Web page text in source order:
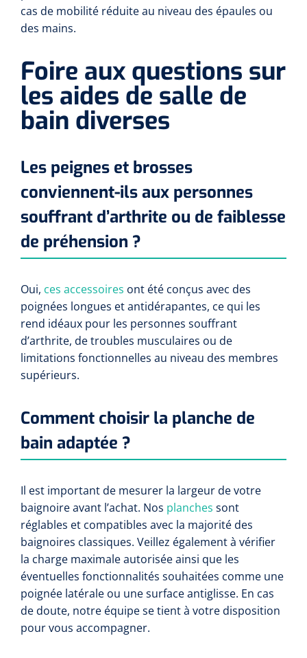
cas de mobilité réduite au niveau des épaules ou
des mains.
Foire aux questions sur
les aides de salle de
bain diverses
Les peignes et brosses
conviennent-ils aux personnes
souffrant d’arthrite ou de faiblesse
de préhension ?
Oui, ces accessoires ont été conçus avec des
poignées longues et antidérapantes, ce qui les
rend idéaux pour les personnes souffrant
d’arthrite, de troubles musculaires ou de
limitations fonctionnelles au niveau des membres
supérieurs.
Comment choisir la planche de
bain adaptée ?
Il est important de mesurer la largeur de votre
baignoire avant l’achat. Nos planches sont
réglables et compatibles avec la majorité des
baignoires classiques. Veillez également à vérifier
la charge maximale autorisée ainsi que les
éventuelles fonctionnalités souhaitées comme une
poignée latérale ou une surface antiglisse. En cas
de doute, notre équipe se tient à votre disposition
pour vous accompagner.